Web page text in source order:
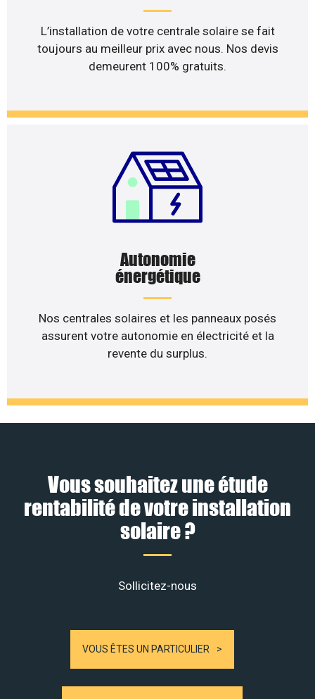
L’installation de votre centrale solaire se fait
toujours au meilleur prix avec nous. Nos devis
demeurent 100% gratuits.
Autonomie
énergétique
Nos centrales solaires et les panneaux posés
assurent votre autonomie en électricité et la
revente du surplus.
Vous souhaitez une étude
rentabilité de votre installation
solaire ?
Sollicitez-nous
VOUS ÊTES UN PARTICULIER